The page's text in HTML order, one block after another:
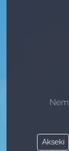
Akseki